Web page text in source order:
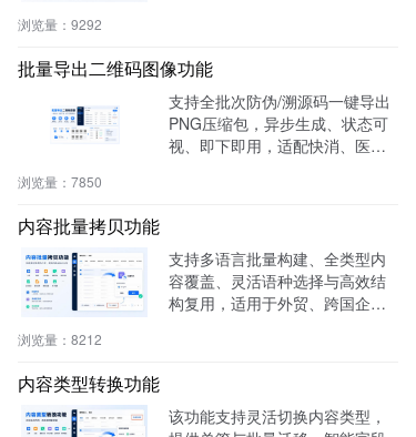
浏览量： 9292
批量导出二维码图像功能
支持全批次防伪/溯源码一键导出
PNG压缩包，异步生成、状态可
视、即下即用，适配快消、医
浏览量： 7850
内容批量拷贝功能
支持多语言批量构建、全类型内
容覆盖、灵活语种选择与高效结
构复用，适用于外贸、跨国企
浏览量： 8212
内容类型转换功能
该功能支持灵活切换内容类型，